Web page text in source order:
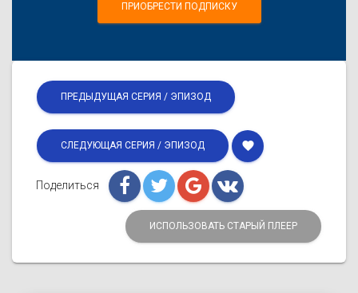
ПРИОБРЕСТИ ПОДПИСКУ
ПРЕДЫДУЩАЯ СЕРИЯ / ЭПИЗОД
СЛЕДУЮЩАЯ СЕРИЯ / ЭПИЗОД favorite
Поделиться
ИСПОЛЬЗОВАТЬ СТАРЫЙ ПЛЕЕР